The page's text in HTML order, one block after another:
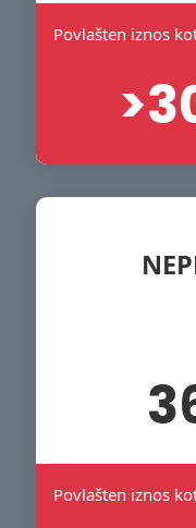
Povlašten iznos
Povlašten iznos